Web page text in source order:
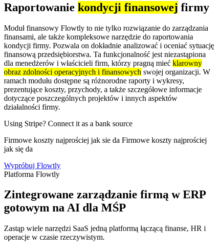
Raportowanie kondycji finansowej firmy
Moduł finansowy Flowtly to nie tylko rozwiązanie do zarządzania
finansami, ale także kompleksowe narzędzie do raportowania
kondycji firmy. Pozwala on dokładnie analizować i oceniać sytuację
finansową przedsiębiorstwa. Ta funkcjonalność jest niezastąpiona
dla menedżerów i właścicieli firm, którzy pragną mieć klarowny
obraz zdolności operacyjnych i finansowych swojej organizacji. W
ramach modułu dostępne są różnorodne raporty i wykresy,
prezentujące koszty, przychody, a także szczegółowe informacje
dotyczące poszczególnych projektów i innych aspektów
działalności firmy.
Using Stripe? Connect it as a bank source
Firmowe koszty najprościej jak sie da Firmowe koszty najprościej
jak się da
Wypróbuj Flowtly
Platforma Flowtly
Zintegrowane zarządzanie firmą w ERP
gotowym na AI dla MŚP
Zastąp wiele narzędzi SaaS jedną platformą łączącą finanse, HR i
operacje w czasie rzeczywistym.